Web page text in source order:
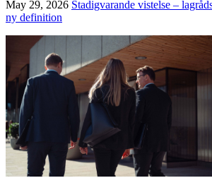
May 29, 2026 Stadigvarande vistelse –
ny definition